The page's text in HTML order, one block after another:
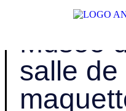
ANAGRAM
Musée
salle de